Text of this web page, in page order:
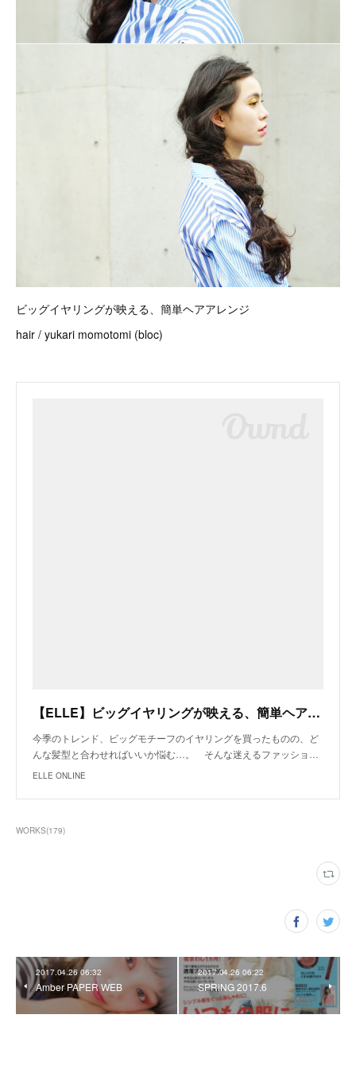
ビッグイヤリングが映える、簡単ヘアアレンジ
hair / yukari momotomi (bloc)
【ELLE】ビッグイヤリングが映える、簡単ヘアアレンジ6｜エル・オンライン
今季のトレンド、ビッグモチーフのイヤリングを買ったものの、ど
んな髪型と合わせればいいか悩む…。 そんな迷えるファッショ…
ELLE ONLINE
WORKS(179)
2017.04.26 06:32
Amber PAPER WEB
2017.04.26 06:22
SPRiNG 2017.6